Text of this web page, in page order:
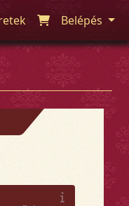
Belépés